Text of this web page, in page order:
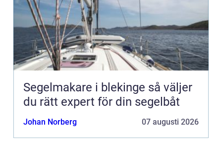
Segelmakare i blekinge så väljer
du rätt expert för din segelbåt
Johan Norberg 07 augusti 2026